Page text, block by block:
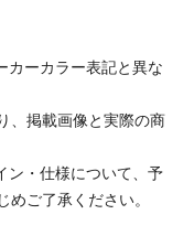
ーカラー表記と異な
、掲載画像と実際の商
ン・仕様について、予
ご了承ください。